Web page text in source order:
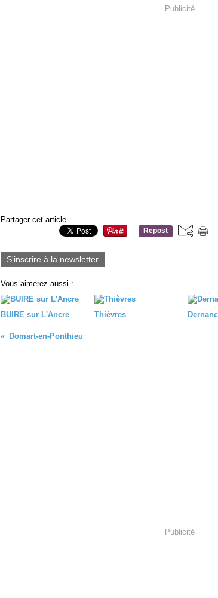
Publicité
Partager cet article
Repost
S'inscrire à la newsletter
Vous aimerez aussi :
BUIRE sur L'Ancre Thièvres
Domart-en-Ponthieu
Publicité